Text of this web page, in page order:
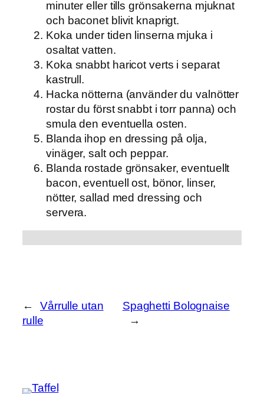
minuter eller tills grönsakerna mjuknat
och baconet blivit knaprigt.
Koka under tiden linserna mjuka i
osaltat vatten.
Koka snabbt haricot verts i separat
kastrull.
Hacka nötterna (använder du valnötter
rostar du först snabbt i torr panna) och
smula den eventuella osten.
Blanda ihop en dressing på olja,
vinäger, salt och peppar.
Blanda rostade grönsaker, eventuellt
bacon, eventuell ost, bönor, linser,
nötter, sallad med dressing och
servera.
←
Vårrulle utan
rulle
Spaghetti Bolognaise
→